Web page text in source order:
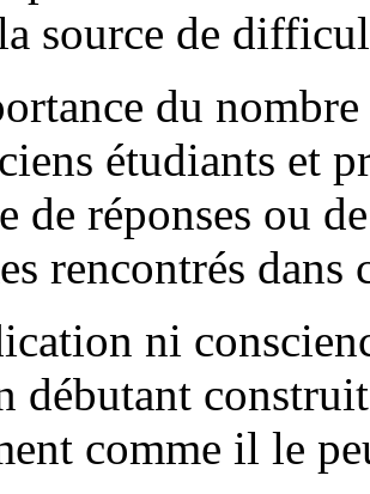
source de
du
étudiants et
de réponses ou
rencontrés dans
ni
débutant
comme il le